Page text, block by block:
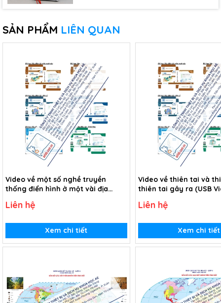
SẢN PHẨM LIÊN QUAN
Video về một số nghề truyền
thống điển hình ở một vài địa
Liên hệ
Xem chi tiết
Video về thiên tai và
thiên tai gây ra (USB
Liên hệ
Xem chi tiết